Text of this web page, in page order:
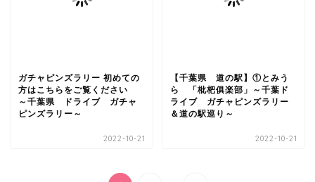
ガチャピンズラリー 初めての
方はこちらをご覧ください
～千葉県 ドライブ ガチャ
ピンズラリー～
2022-10-21
【千葉県 道の駅】①とみう
ら 「枇杷俱楽部」～千葉ド
ライブ ガチャピンズラリー
＆道の駅巡り～
2022-10-21